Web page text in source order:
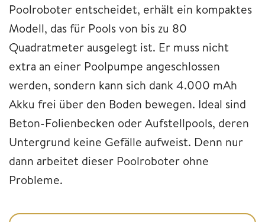
Poolroboter entscheidet, erhält ein kompaktes
Modell, das für Pools von bis zu 80
Quadratmeter ausgelegt ist. Er muss nicht
extra an einer Poolpumpe angeschlossen
werden, sondern kann sich dank 4.000 mAh
Akku frei über den Boden bewegen. Ideal sind
Beton-Folienbecken oder Aufstellpools, deren
Untergrund keine Gefälle aufweist. Denn nur
dann arbeitet dieser Poolroboter ohne
Probleme.